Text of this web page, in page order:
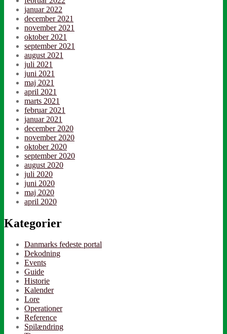
januar 2022
december 2021
november 2021
oktober 2021
september 2021
august 2021
juli 2021
juni 2021
maj 2021
april 2021
marts 2021
februar 2021
januar 2021
december 2020
november 2020
oktober 2020
september 2020
august 2020
juli 2020
juni 2020
maj 2020
april 2020
Kategorier
Danmarks fedeste portal
Dekodning
Events
Guide
Historie
Kalender
Lore
Operationer
Reference
Spilændring